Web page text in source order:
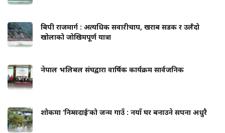
बिपी राजमार्ग : अत्यधिक सवारीचाप, खराब सडक र उर्लँदो
खोलाको जोखिमपूर्ण यात्रा
नेपाल भलिबल संघद्वारा वार्षिक कार्यक्रम सार्वजनिक
शोकमा ‘निम्सदाई’को जन्म गाउँ : नयाँ घर बनाउने सपना अधुरै